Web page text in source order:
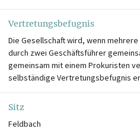
Vertretungsbefugnis
Die Gesellschaft wird, wenn
durch zwei Geschäftsführer
gemeinsam mit einem Prokuristen
selbständige Vertretungsbefugnis
Sitz
Feldbach